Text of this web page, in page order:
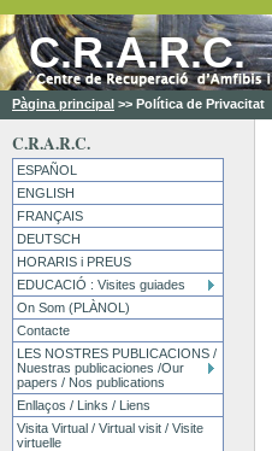
C.R.A.R.C.
Pàgina principal >> Política de Privacitat
C.R.A.R.C.
ESPAÑOL
ENGLISH
FRANÇAIS
DEUTSCH
HORARIS i PREUS
EDUCACIÓ : Visites guiades
On Som (PLÀNOL)
Contacte
LES NOSTRES PUBLICACIONS /
Nuestras publicaciones /Our
papers / Nos publications
Enllaços / Links / Liens
Visita Virtual / Virtual visit / Visite
virtuelle